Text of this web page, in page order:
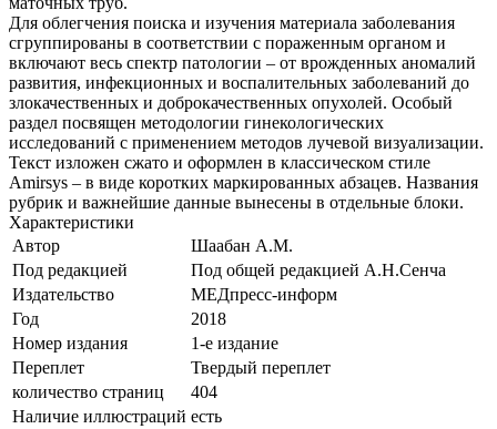
Для облегчения поиска и изучения материала заболевания
сгруппированы в соответствии с пораженным органом и
включают весь спектр патологии – от врожденных аномалий
развития, инфекционных и воспалительных заболеваний до
злокачественных и доброкачественных опухолей. Особый
раздел посвящен методологии гинекологических
исследований с применением методов лучевой визуализации.
Текст изложен сжато и оформлен в классическом стиле
Amirsys – в виде коротких маркированных абзацев. Названия
рубрик и важнейшие данные вынесены в отдельные блоки.
Характеристики
Автор
Шаабан А.М.
Под редакцией
Под общей редакцией А.Н.Сенча
Издательство
МЕДпресс-информ
Год
2018
Номер издания
1-е издание
Переплет
Твердый переплет
количество страниц
404
Наличие иллюстраций есть